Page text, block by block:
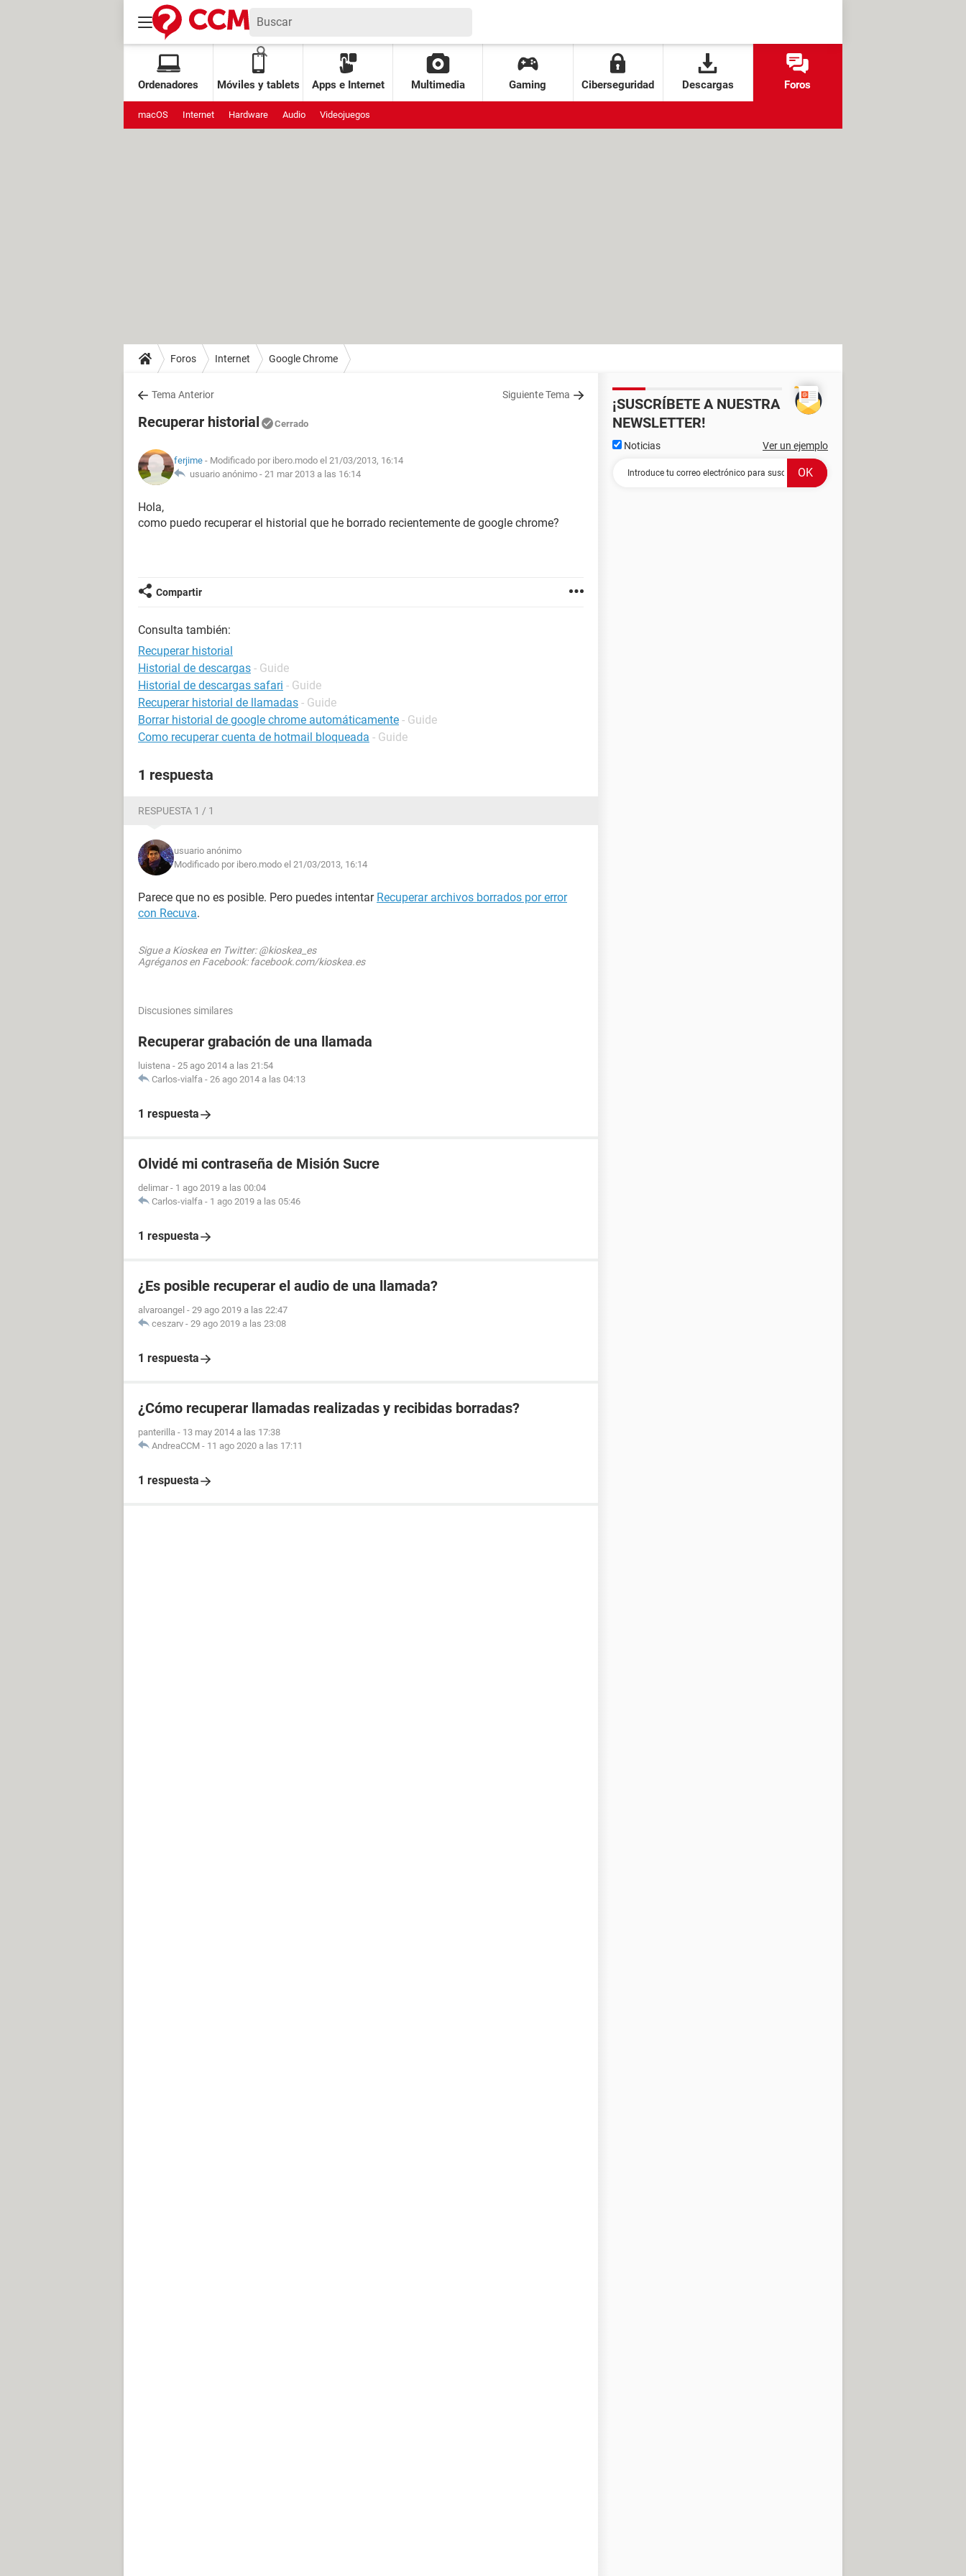
Ordenadores Móviles y tablets Apps e Internet Multimedia Gaming Ciberseguridad Descargas Foros
macOS Internet Hardware Audio Videojuegos
Foros Internet Google Chrome
Tema Anterior Siguiente Tema
Recuperar historial Cerrado
ferjime - Modificado por ibero.modo el 21/03/2013, 16:14
usuario anónimo - 21 mar 2013 a las 16:14
Hola,
como puedo recuperar el historial que he borrado recientemente de google chrome?
Compartir
Consulta también:
Recuperar historial
Historial de descargas - Guide
Historial de descargas safari - Guide
Recuperar historial de llamadas - Guide
Borrar historial de google chrome automáticamente - Guide
Como recuperar cuenta de hotmail bloqueada - Guide
1 respuesta
RESPUESTA 1 / 1
usuario anónimo
Modificado por ibero.modo el 21/03/2013, 16:14
Parece que no es posible. Pero puedes intentar Recuperar archivos borrados por error
con Recuva.
Sigue a Kioskea en Twitter: @kioskea_es
Agréganos en Facebook: facebook.com/kioskea.es
Discusiones similares
Recuperar grabación de una llamada
luistena - 25 ago 2014 a las 21:54
Carlos-vialfa - 26 ago 2014 a las 04:13
1 respuesta
Olvidé mi contraseña de Misión Sucre
delimar - 1 ago 2019 a las 00:04
Carlos-vialfa - 1 ago 2019 a las 05:46
1 respuesta
¿Es posible recuperar el audio de una llamada?
alvaroangel - 29 ago 2019 a las 22:47
ceszarv - 29 ago 2019 a las 23:08
1 respuesta
¿Cómo recuperar llamadas realizadas y recibidas borradas?
panterilla - 13 may 2014 a las 17:38
AndreaCCM - 11 ago 2020 a las 17:11
1 respuesta
¡SUSCRÍBETE A NUESTRA
NEWSLETTER!
Noticias Ver un ejemplo